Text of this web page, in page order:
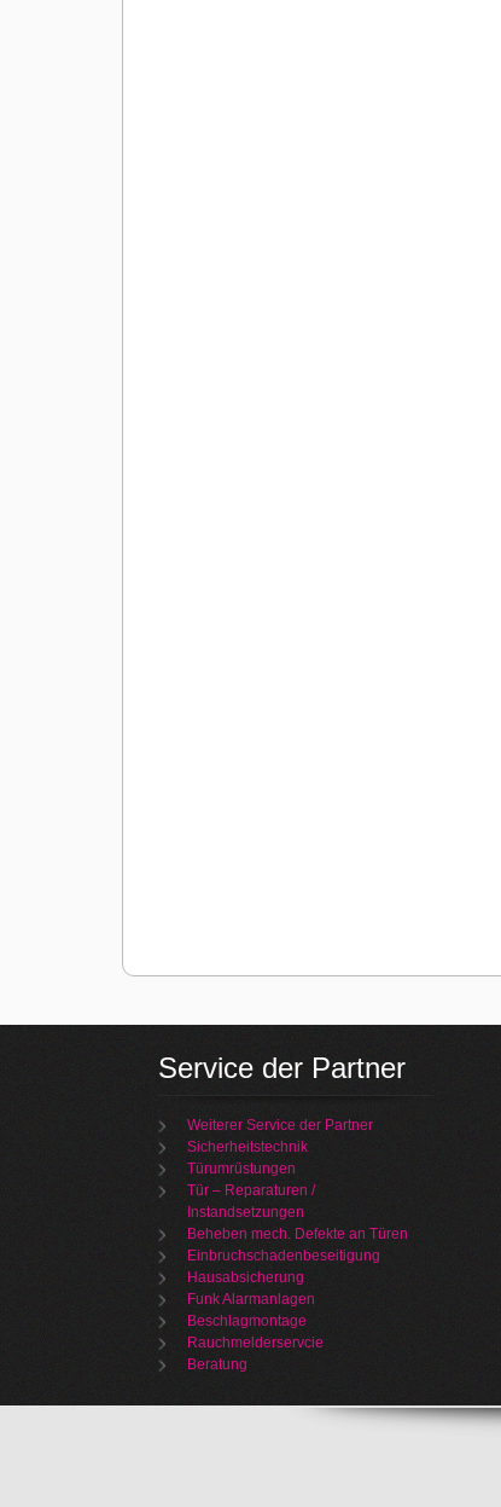
Service der Partner
Weiterer Service der Partner
Sicherheitstechnik
Türumrüstungen
Tür – Reparaturen /
Instandsetzungen
Beheben mech. Defekte an Türen
Einbruchschadenbeseitigung
Hausabsicherung
Funk Alarmanlagen
Beschlagmontage
Rauchmelderservcie
Beratung